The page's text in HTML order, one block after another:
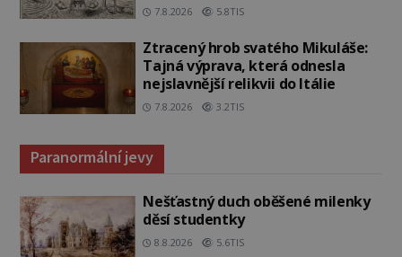
7.8.2026 5.8TIS
Ztracený hrob svatého Mikuláše:
Tajná výprava, která odnesla
nejslavnější relikvii do Itálie
7.8.2026 3.2TIS
Paranormální jevy
Nešťastný duch oběšené milenky
děsí studentky
8.8.2026 5.6TIS